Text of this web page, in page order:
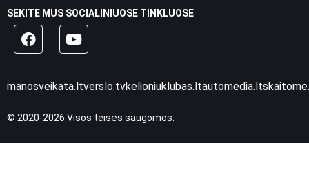
SEKITE MUS SOCIALINIUOSE TINKLUOSE
manosveikata.ltverslo.tvkelioniuklubas.ltautomedia.lt
© 2020-2026 Visos teisės saugomos.